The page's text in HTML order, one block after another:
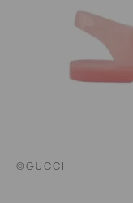
©GUCCI